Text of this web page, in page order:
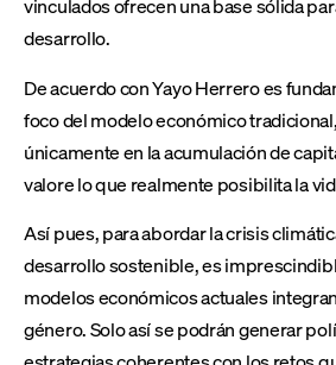
vinculados ofrecen una base sólida
desarrollo.
De acuerdo con Yayo Herrero es
foco del modelo económico
únicamente en la acumulación de
valore lo que realmente posibilita la
Así pues, para abordar la crisis
desarrollo sostenible, es
modelos económicos actuales
género. Solo así se podrán generar